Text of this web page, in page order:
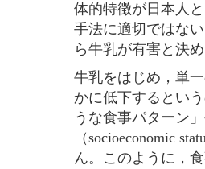
体的特徴が日本人
手法に適切ではな
ら牛乳が有害と決
牛乳をはじめ，単
かに低下するとい
うな食事パターン
（socioeconomic
ん。このように，